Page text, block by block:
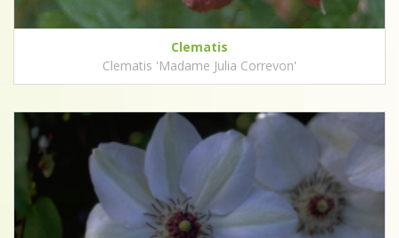
Clematis
Clematis 'Madame Julia Correvon'